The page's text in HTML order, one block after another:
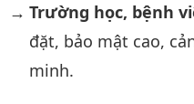
Trường học, bệnh
đặt, bảo mật cao,
minh.